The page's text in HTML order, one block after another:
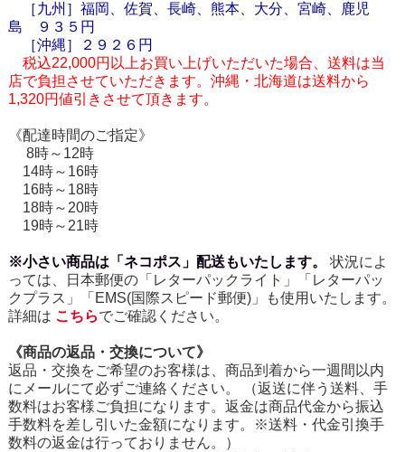
［九州］福岡、佐賀、長崎、熊本、大分、宮崎、鹿児
島 ９３５円
［沖縄］２９２６円
税込22,000円以上お買い上げいただいた場合、送料は当
店で負担させていただきます。沖縄・北海道は送料から
1,320円値引きさせて頂きます。
《配達時間のご指定》
8時～12時
14時～16時
16時～18時
18時～20時
19時～21時
※小さい商品は「ネコポス」配送もいたします。
状況によ
っては、日本郵便の「レターパックライト」「レターパッ
クプラス」「EMS(国際スピード郵便)」も使用いたします。
詳細は こちらでご確認ください。
《商品の返品・交換について》
返品・交換をご希望のお客様は、商品到着から一週間以内
にメールにて必ずご連絡ください。 （返送に伴う送料、手
数料はお客様ご負担になります。返金は商品代金から振込
手数料を差し引いた金額になります。※送料・代金引換手
数料の返金は行っておりません。）